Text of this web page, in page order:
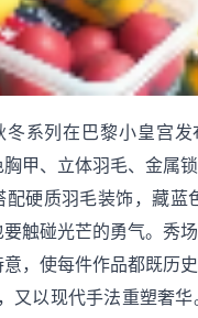
冬系列在巴黎小皇宫
甲、立体羽毛、金属
配硬质羽毛装饰，藏
要触碰光芒的勇气。秀
，使每件作品都既历
又以现代手法重塑奢